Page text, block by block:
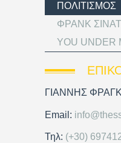
ΠΟΛΙΤΙΣΜΌΣ
ΦΡΑΝΚ
YOU UNDER
ΓΙΑΝΝΗΣ
Email:
Τηλ: (+30)